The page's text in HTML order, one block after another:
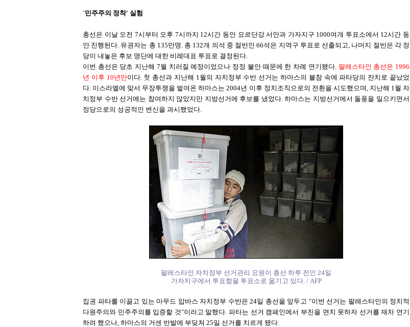
`민주주의 정착' 실험
총선은 이날 오전 7시부터 오후 7시까지 12시간 동안 요르단강 서안과 가자지구 1000여개 투표소에서 12시간 동
안 진행된다. 유권자는 총 135만명. 총 132개 의석 중 절반인 66석은 지역구 투표로 선출되고, 나머지 절반은 각 정
당이 내놓은 후보 명단에 대한 비례대표 투표로 결정된다.
이번 총선은 당초 지난해 7월 치러질 예정이었으나 정정 불안 때문에 한 차례 연기됐다. 팔레스타인 총선은 1996
년 이후 10년만이다. 첫 총선과 지난해 1월의 자치정부 수반 선거는 하마스의 불참 속에 파타당의 잔치로 끝났었
다. 이스라엘에 맞서 무장투쟁을 벌여온 하마스는 2004년 이후 정치조직으로의 전환을 시도했으며, 지난해 1월 자
치정부 수반 선거에는 참여하지 않았지만 지방선거에 후보를 냈었다. 하마스는 지방선거에서 돌풍을 일으키면서
정당으로의 성공적인 변신을 과시했었다.
팔레스타인 자치정부 선거관리 요원이 총선 하루 전인 24일
가자지구에서 투표함을 투표소로 옮기고 있다. / AFP
집권 파타를 이끌고 있는 마무드 압바스 자치정부 수반은 24일 총선을 앞두고 "이번 선거는 팔레스타인의 정치적
다원주의와 민주주의를 입증할 것"이라고 말했다. 파타는 선거 캠페인에서 부진을 면치 못하자 선거를 재차 연기
하려 했으나, 하마스의 거센 반발에 부딪쳐 25일 선거를 치르게 됐다.